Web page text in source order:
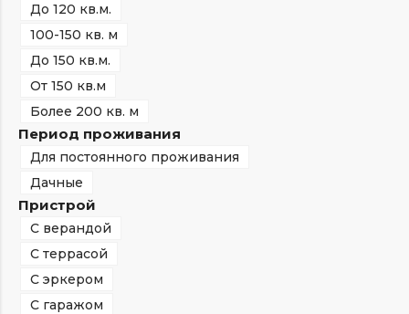
До 120 кв.м.
100-150 кв. м
До 150 кв.м.
От 150 кв.м
Более 200 кв. м
Период проживания
Для постоянного проживания
Дачные
Пристрой
С верандой
С террасой
С эркером
С гаражом